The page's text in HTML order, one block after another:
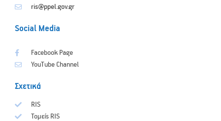
ris@ppel.gov.gr
Social Media
Facebook Page
YouTube Channel
Σχετικά
RIS
Τομείς RIS